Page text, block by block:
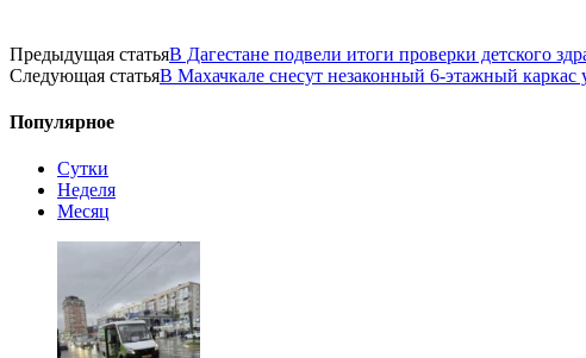
Предыдущая статьяВ Дагестане подвели итоги проверки детского
Следующая статьяВ Махачкале снесут незаконный 6-этажный каркас
Популярное
Сутки
Неделя
Месяц